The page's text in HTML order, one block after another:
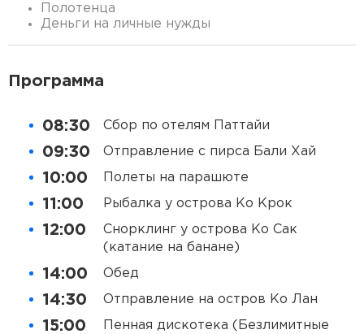
Полотенца
Деньги на личные нужды
Программа
08:30 Сбор по отелям Паттайи
09:30 Отправление с пирса Бали Хай
10:00 Полеты на парашюте
11:00 Рыбалка у острова Ко Крок
12:00
Снорклинг у острова Ко Сак
(катание на банане)
14:00 Обед
14:30 Отправление на остров Ко Лан
15:00
Пенная дискотека (Безлимитные